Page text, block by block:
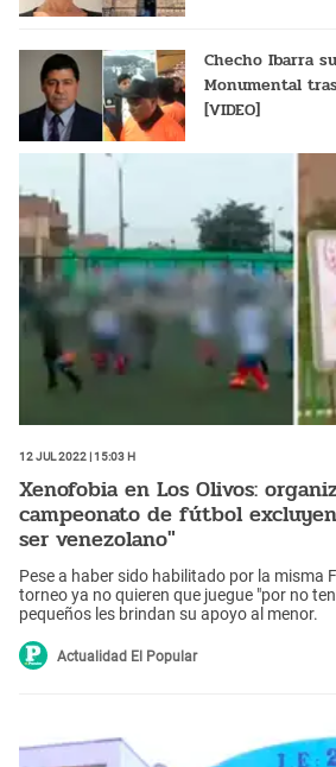
Checho Ibarra
Monumental
[VIDEO]
12 Jul 2022 | 15:03 h
Xenofobia en Los Olivos:
campeonato de fútbol
ser venezolano"
Pese a haber sido habilitado por la misma
torneo ya no quieren que juegue "por no
pequeños les brindan su apoyo al menor.
Actualidad El Popular